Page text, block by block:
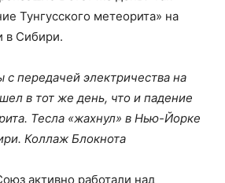
Тунгусского метеорита» на
в Сибири.
передачей электричества на
в тот же день, что и падение
Тесла «жахнул» в Нью-Йорке
Коллаж Блокнота
активно работали над